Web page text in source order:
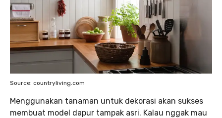
Source: countryliving.com
Menggunakan tanaman untuk dekorasi akan sukses
membuat model dapur tampak asri. Kalau nggak mau